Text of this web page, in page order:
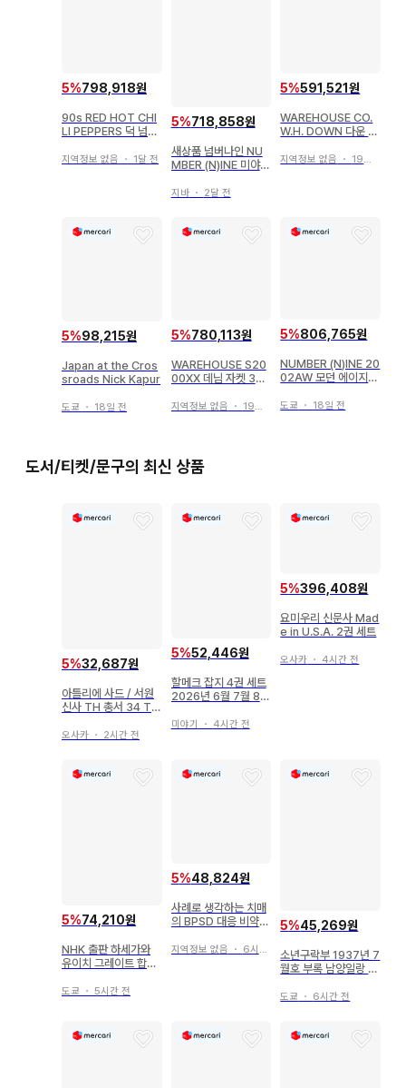
5%798,918원
90s RED HOT CHI
LI PEPPERS 덕 넘버
지역정보 없음 ・ 1달 전
5%718,858원
새상품 넘버나인 NU
MBER (N)INE 미야시
지바・ 2달 전
5%591,521원
WAREHOUSE CO.
W.H. DOWN 다운 자
지역정보 없음 ・ 19일 전
5%98,215원
Japan at the Cros
sroads Nick Kapur
도쿄 ・ 18일 전
5%780,113원
WAREHOUSE S20
00XX 데님 자켓 38
지역정보 없음 ・ 19일 전
5%806,765원
NUMBER (N)INE 20
02AW 모던 에이지
도쿄 ・ 18일 전
도서/티켓/문구의 최신 상품
5%32,687원
아틀리에 사드 / 서원
신사 TH 총서 34 TH
오사카 ・ 2시간 전
5%52,446원
할메크 잡지 4권 세트
2026년 6월 7월 8월
미야기 ・ 4시간 전
5%396,408원
요미우리 신문사 Mad
e in U.S.A. 2권 세트
오사카 ・ 4시간 전
5%74,210원
NHK 출판 하세가와
유이치 그레이트 합체
로 지킵니다!
도쿄 ・ 5시간 전
5%48,824원
사례로 생각하는 치매
의 BPSD 대응 비약물
지역정보 없음 ・ 6시간 전
5%45,269원
소년구락부 1937년 7
월호 부록 남양일랑 호
도쿄 ・ 6시간 전